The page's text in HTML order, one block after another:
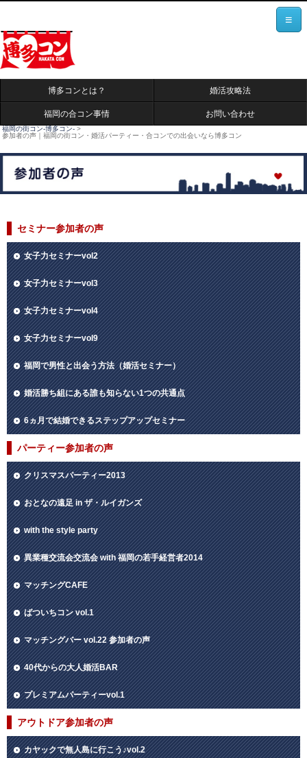
≡
博多コンとは？ 婚活攻略法
福岡の合コン事情 お問い合わせ
福岡の街コン-博多コン- >
参加者の声｜福岡の街コン・婚活パーティー・合コンでの出会いなら博多コン
セミナー参加者の声
女子力セミナーvol2
女子力セミナーvol3
女子力セミナーvol4
女子力セミナーvol9
福岡で男性と出会う方法（婚活セミナー）
婚活勝ち組にある誰も知らない1つの共通点
6ヵ月で結婚できるステップアップセミナー
パーティー参加者の声
クリスマスパーティー2013
おとなの遠足 in ザ・ルイガンズ
with the style party
異業種交流会交流会 with 福岡の若手経営者2014
マッチングCAFE
ばついちコン vol.1
マッチングバー vol.22 参加者の声
40代からの大人婚活BAR
プレミアムパーティーvol.1
アウトドア参加者の声
カヤックで無人島に行こう♪vol.2